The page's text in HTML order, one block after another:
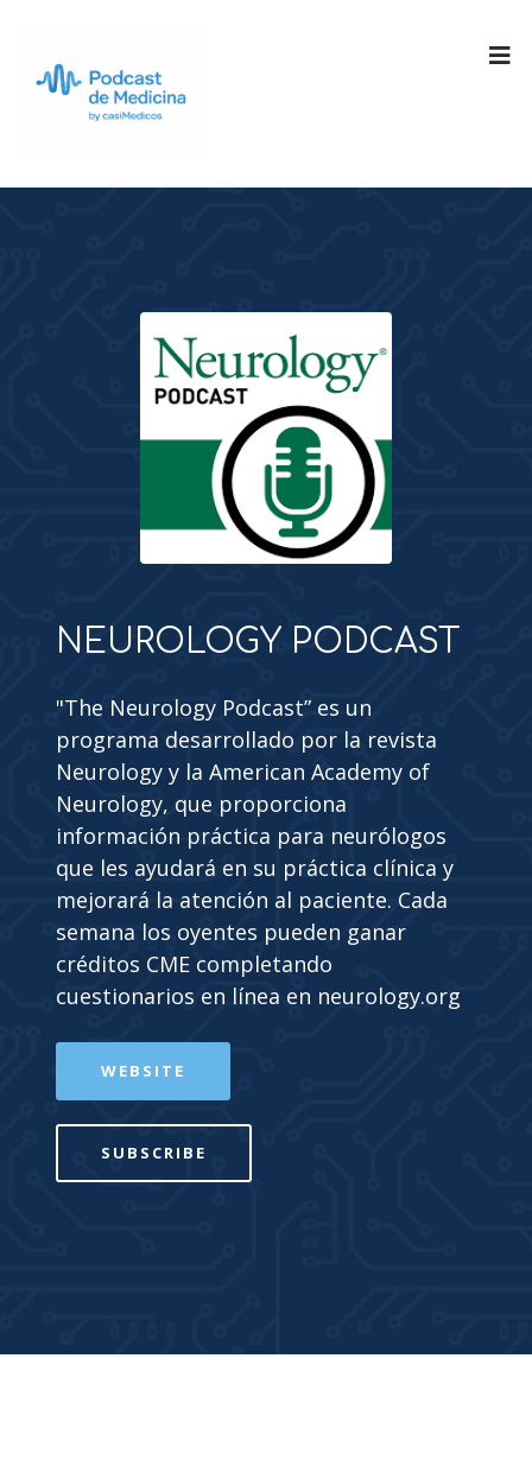
NEUROLOGY PODCAST
"The Neurology Podcast” es un
programa desarrollado por la revista
Neurology y la American Academy of
Neurology, que proporciona
información práctica para neurólogos
que les ayudará en su práctica clínica y
mejorará la atención al paciente. Cada
semana los oyentes pueden ganar
créditos CME completando
cuestionarios en línea en neurology.org
WEBSITE
SUBSCRIBE